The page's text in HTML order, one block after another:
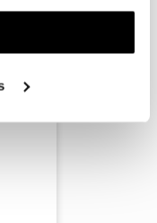
seus interesses
Pode gerir a
Configurar